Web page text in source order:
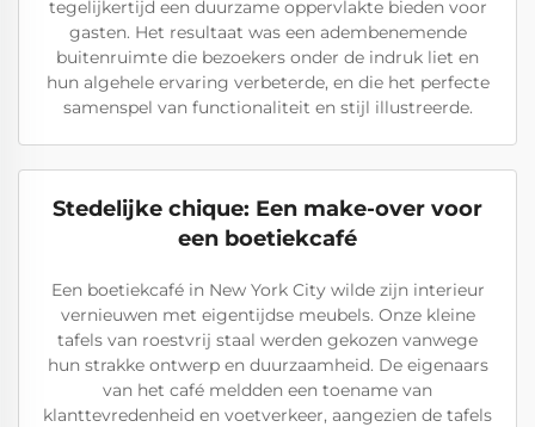
tegelijkertijd een duurzame oppervlakte bieden voor
gasten. Het resultaat was een adembenemende
buitenruimte die bezoekers onder de indruk liet en
hun algehele ervaring verbeterde, en die het perfecte
samenspel van functionaliteit en stijl illustreerde.
Stedelijke chique: Een make-over voor
een boetiekcafé
Een boetiekcafé in New York City wilde zijn interieur
vernieuwen met eigentijdse meubels. Onze kleine
tafels van roestvrij staal werden gekozen vanwege
hun strakke ontwerp en duurzaamheid. De eigenaars
van het café meldden een toename van
klanttevredenheid en voetverkeer, aangezien de tafels